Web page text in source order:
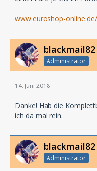
www.euroshop-
blackmail82
Administrator
14. Juni 2018
Danke! Hab die
ich da mal rein.
blackmail82
Administrator